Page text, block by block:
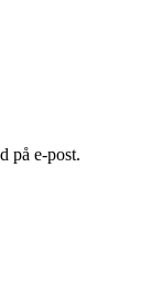
på e-post.